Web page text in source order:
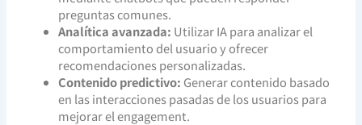
preguntas comunes.
Analítica avanzada: Utilizar IA para analizar el
comportamiento del usuario y ofrecer
recomendaciones personalizadas.
Contenido predictivo: Generar contenido basado
en las interacciones pasadas de los usuarios para
mejorar el engagement.